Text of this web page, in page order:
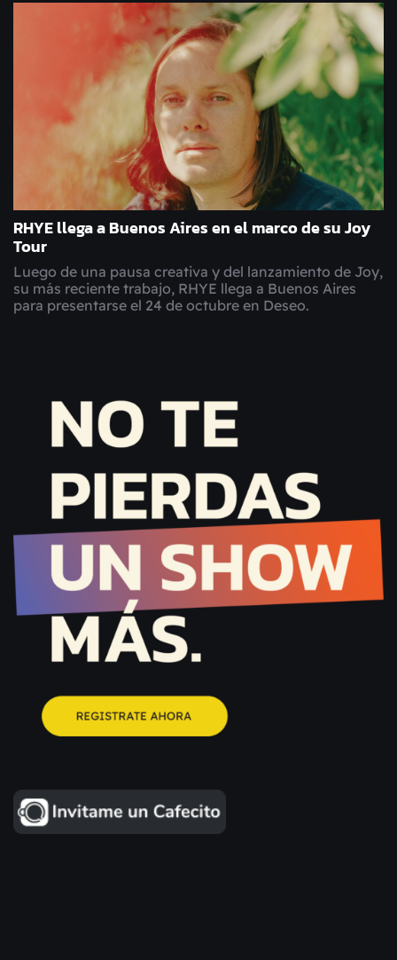
RHYE llega a Buenos Aires en el marco de su Joy
Tour
Luego de una pausa creativa y del lanzamiento de Joy,
su más reciente trabajo, RHYE llega a Buenos Aires
para presentarse el 24 de octubre en Deseo.